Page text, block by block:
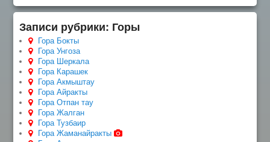
Записи рубрики: Горы
Гора Бокты
Гора Унгоза
Гора Шеркала
Гора Карашек
Гора Акмыштау
Гора Айракты
Гора Отпан тау
Гора Жалган
Гора Тузбаир
Гора Жаманайракты